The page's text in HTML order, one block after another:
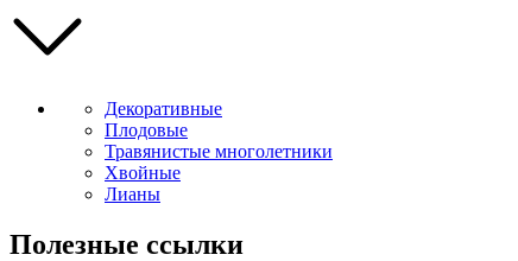
Декоративные
Плодовые
Травянистые многолетники
Хвойные
Лианы
Полезные ссылки